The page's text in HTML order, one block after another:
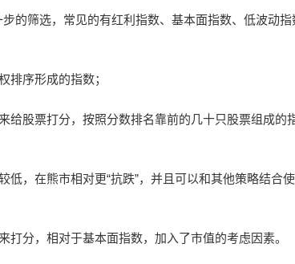
的筛选，常见的有红利指数、基本面指数、低波动指
排序形成的指数；
给股票打分，按照分数排名靠前的几十只股票组成的
，在熊市相对更“抗跌”，并且可以和其他策略结合使
分，相对于基本面指数，加入了市值的考虑因素。